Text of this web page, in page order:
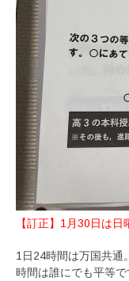
【訂正】1月30日は日
1日24時間は万国共通。
時間は誰にでも平等で